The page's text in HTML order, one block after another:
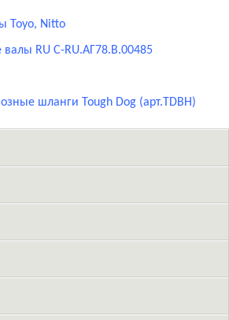
Toyo, Nitto
RU C-RU.АГ78.В.00485
шланги Tough Dog (арт.TDBH)